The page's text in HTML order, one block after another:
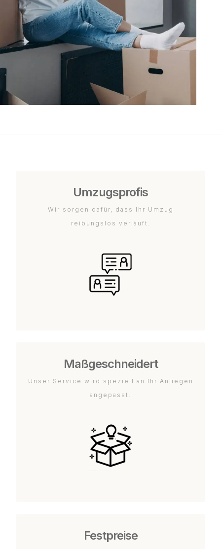
Umzugsprofis
Wir sorgen dafür, dass Ihr Umzug
reibungslos verläuft.
Maßgeschneidert
Unser Service wird speziell an Ihr Anliegen
angepasst.
Festpreise